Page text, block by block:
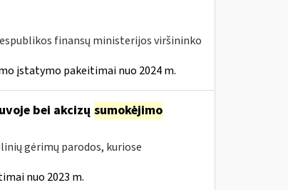
finansų ministerijos viršininko
įstatymo pakeitimai nuo 2024 m.
bei akcizų sumokėjimo
gėrimų parodos, kuriose
nuo 2023 m.